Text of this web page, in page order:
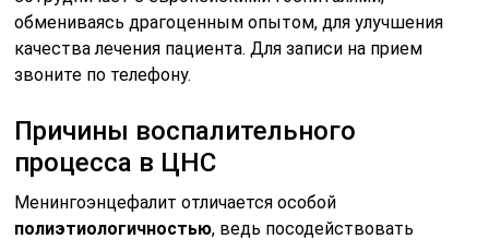
обмениваясь драгоценным опытом, для улучшения
качества лечения пациента. Для записи на прием
звоните по телефону.
Причины воспалительного
процесса в ЦНС
Менингоэнцефалит отличается особой
полиэтиологичностью, ведь посодействовать